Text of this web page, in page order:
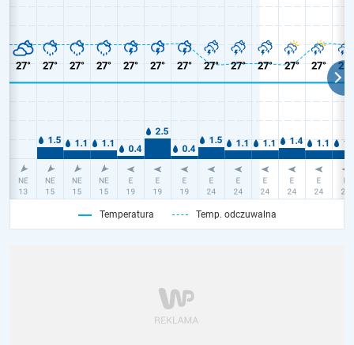
Temperatura Temp. odczuwalna